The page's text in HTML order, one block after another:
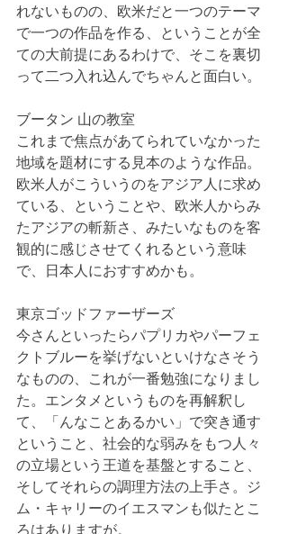
れないものの、欧米だと一つのテーマ
で一つの作品を作る、ということが全
ての大前提にあるわけで、そこを裏切
って二つ入れ込んでちゃんと面白い。
ブータン 山の教室
これまで焦点があてられていなかった
地域を題材にする見本のような作品。
欧米人がこういうのをアジア人に求め
ている、ということや、欧米人からみ
たアジアの斬新さ、みたいなものを客
観的に感じさせてくれるという意味
で、日本人におすすめかも。
東京ゴッドファーザーズ
今さんといったらパプリカやパーフェ
クトブルーを挙げないといけなさそう
なものの、これが一番勉強になりまし
た。エンタメというものを再解釈し
て、「んなことあるかい」で突き通す
ということ、社会的な弱みをもつ人々
の立場という王道を基盤とすること、
そしてそれらの調理方法の上手さ。ジ
ム・キャリーのイエスマンも似たとこ
ろはありますが。